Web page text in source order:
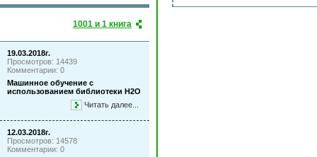
1001 и 1 книга
19.03.2018г.
Просмотров: 14439
Комментарии: 0
Машинное обучение с
использованием библиотеки Н2О
Читать далее...
12.03.2018г.
Просмотров: 14578
Комментарии: 0